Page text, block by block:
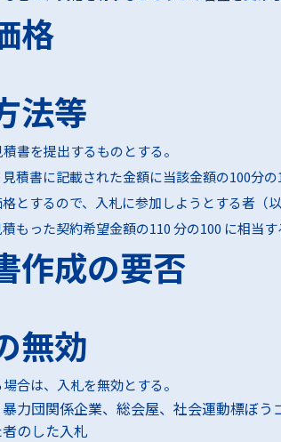
格
法等
書を提出するものとする。
積書に記載された金額に当該金額の100分
とするので、入札に参加しようとする者
もった契約希望金額の110 分の100 に相当
成の要否
無効
合は、入札を無効とする。
力団関係企業、総会屋、社会運動標ぼ
のした入札